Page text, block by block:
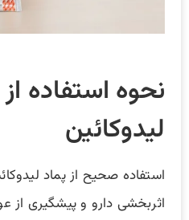
نحوه استفاده
لیدوکائین
استفاده صحیح از پماد
اثربخشی دارو و پیشگیری